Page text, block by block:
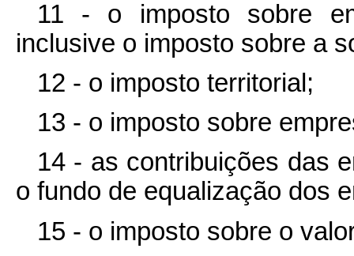
11 - o imposto sobre
inclusive o imposto sobre a
12 - o imposto territorial;
13 - o imposto sobre
14 - as contribuições das
o fundo de equalização dos
15 - o imposto sobre o